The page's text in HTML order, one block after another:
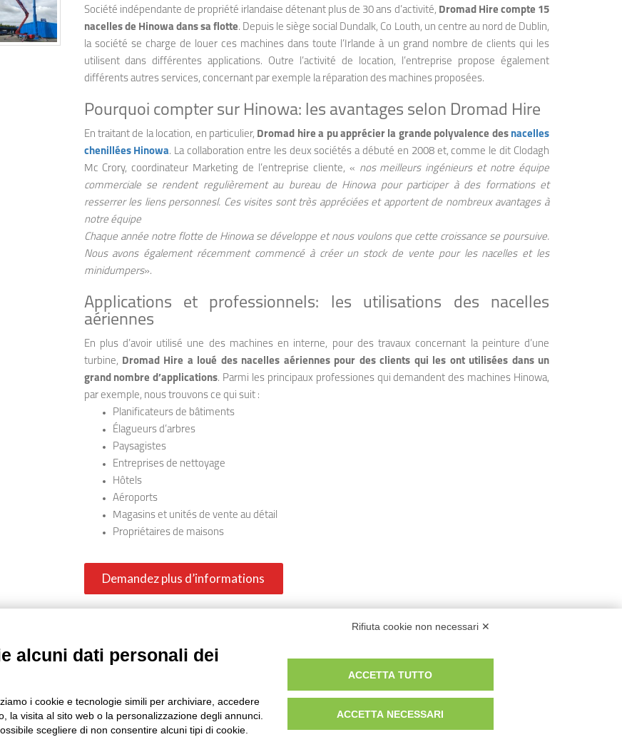
Société indépendante de propriété irlandaise détenant plus de 30 ans d’activité, Dromad Hire compte 15
nacelles de Hinowa dans sa flotte. Depuis le siège social Dundalk, Co Louth, un centre au nord de Dublin,
la société se charge de louer ces machines dans toute l’Irlande à un grand nombre de clients qui les
utilisent dans différentes applications. Outre l’activité de location, l’entreprise propose également
différents autres services, concernant par exemple la réparation des machines proposées.
Pourquoi compter sur Hinowa: les avantages selon Dromad Hire
En traitant de la location, en particulier, Dromad hire a pu apprécier la grande polyvalence des nacelles
chenillées Hinowa. La collaboration entre les deux sociétés a débuté en 2008 et, comme le dit Clodagh
Mc Crory, coordinateur Marketing de l’entreprise cliente, « nos meilleurs ingénieurs et notre équipe
commerciale se rendent regulièrement au bureau de Hinowa pour participer à des formations et
resserrer les liens personnesl. Ces visites sont très appréciées et apportent de nombreux avantages à
notre équipe
Chaque année notre flotte de Hinowa se développe et nous voulons que cette croissance se poursuive.
Nous avons également récemment commencé à créer un stock de vente pour les nacelles et les
minidumpers».
Applications et professionnels: les utilisations des nacelles
aériennes
En plus d’avoir utilisé une des machines en interne, pour des travaux concernant la peinture d’une
turbine, Dromad Hire a loué des nacelles aériennes pour des clients qui les ont utilisées dans un
grand nombre d’applications. Parmi les principaux professiones qui demandent des machines Hinowa,
par exemple, nous trouvons ce qui suit :
Planificateurs de bâtiments
Élagueurs d’arbres
Paysagistes
Entreprises de nettoyage
Hôtels
Aéroports
Magasins et unités de vente au détail
Propriétaires de maisons
Demandez plus d’informations
TwitterLinkedInWhatsApp
Produits
Rifiuta cookie non necessari ✕
alcuni dati personali dei
i cookie e tecnologie simili per archiviare, accedere
la visita al sito web o la personalizzazione degli annunci.
scegliere di non consentire alcuni tipi di cookie.
ACCETTA TUTTO
ACCETTA NECESSARI